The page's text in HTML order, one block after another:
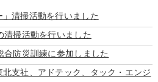
」清掃活動を行いました
清掃活動を行いました
防災訓練に参加しました
支社、アドテック、タック・エンジ